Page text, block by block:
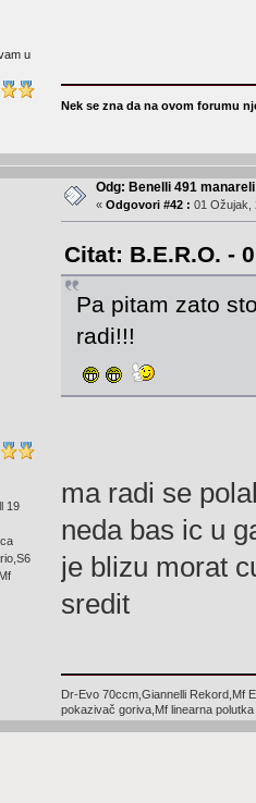
u
Nek se zna da na ovom forumu
19
Odg: Benelli 491
« Odgovori #42 : 01 Ožujak,
Citat: B.E.R.O. -
Pa pitam zato
radi!!!
ma radi se
neda bas ic u
je blizu morat
sredit
Dr-Evo 70ccm,Giannelli Rekord,Mf
pokazivač goriva,Mf linearna polutka